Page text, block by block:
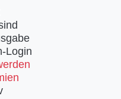
Login